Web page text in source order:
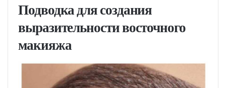
Подводка для создания
выразительности восточного
макияжа